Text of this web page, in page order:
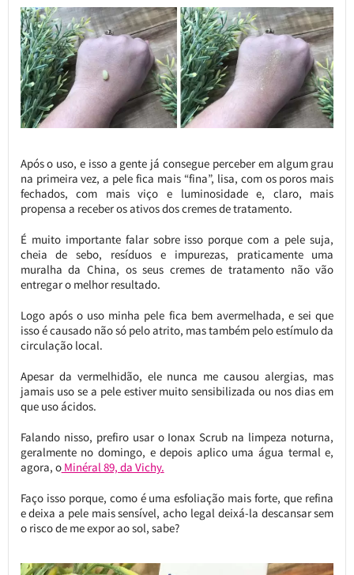
Após o uso, e isso a gente já consegue perceber em algum grau
na primeira vez, a pele fica mais “fina”, lisa, com os poros mais
fechados, com mais viço e luminosidade e, claro, mais
propensa a receber os ativos dos cremes de tratamento.
É muito importante falar sobre isso porque com a pele suja,
cheia de sebo, resíduos e impurezas, praticamente uma
muralha da China, os seus cremes de tratamento não vão
entregar o melhor resultado.
Logo após o uso minha pele fica bem avermelhada, e sei que
isso é causado não só pelo atrito, mas também pelo estímulo da
circulação local.
Apesar da vermelhidão, ele nunca me causou alergias, mas
jamais uso se a pele estiver muito sensibilizada ou nos dias em
que uso ácidos.
Falando nisso, prefiro usar o Ionax Scrub na limpeza noturna,
geralmente no domingo, e depois aplico uma água termal e,
agora, oMinéral 89, da Vichy.
Faço isso porque, como é uma esfoliação mais forte, que refina
e deixa a pele mais sensível, acho legal deixá-la descansar sem
o risco de me expor ao sol, sabe?